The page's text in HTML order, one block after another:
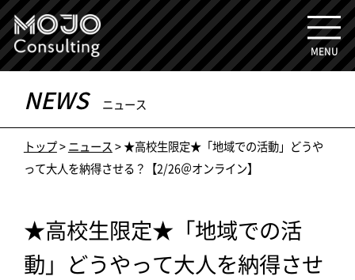
MENU
NEWS ニュース
トップ>ニュース > ★高校生限定★「地域での活動」どうや
って大人を納得させる？【2/26＠オンライン】
★高校生限定★「地域での活
動」どうやって大人を納得させ